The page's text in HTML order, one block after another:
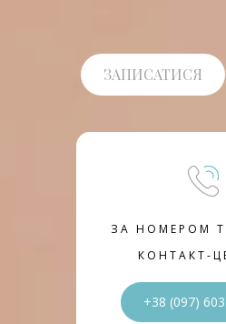
ЗАПИСАТИСЯ
ЗА НОМЕРОМ
КОНТАКТ-
+38 (097)